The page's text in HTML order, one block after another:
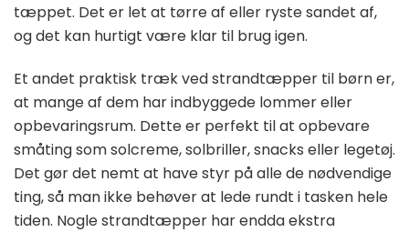
tæppet. Det er let at tørre af eller ryste sandet af,
og det kan hurtigt være klar til brug igen.
Et andet praktisk træk ved strandtæpper til børn er,
at mange af dem har indbyggede lommer eller
opbevaringsrum. Dette er perfekt til at opbevare
småting som solcreme, solbriller, snacks eller legetøj.
Det gør det nemt at have styr på alle de nødvendige
ting, så man ikke behøver at lede rundt i tasken hele
tiden. Nogle strandtæpper har endda ekstra